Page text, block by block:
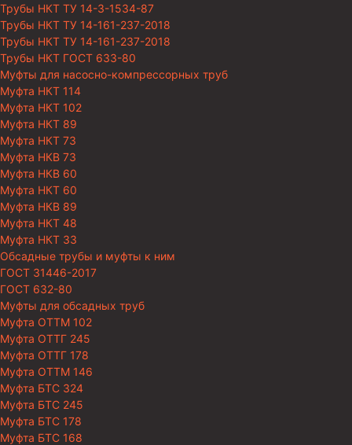
Трубы НКТ ТУ 14-3-1534-87
Трубы НКТ ТУ 14-161-237-2018
Трубы НКТ ТУ 14-161-237-2018
Трубы НКТ ГОСТ 633-80
Муфты для насосно-компрессорных труб
Муфта НКТ 114
Муфта НКТ 102
Муфта НКТ 89
Муфта НКТ 73
Муфта НКВ 73
Муфта НКВ 60
Муфта НКТ 60
Муфта НКВ 89
Муфта НКТ 48
Муфта НКТ 33
Обсадные трубы и муфты к ним
ГОСТ 31446-2017
ГОСТ 632-80
Муфты для обсадных труб
Муфта ОТТМ 102
Муфта ОТТГ 245
Муфта ОТТГ 178
Муфта ОТТМ 146
Муфта БТС 324
Муфта БТС 245
Муфта БТС 178
Муфта БТС 168